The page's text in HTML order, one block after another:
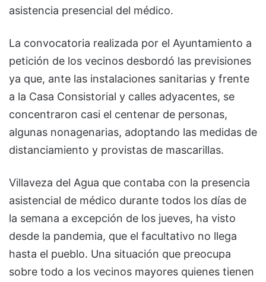
asistencia presencial del médico.
La convocatoria realizada por el Ayuntamiento a
petición de los vecinos desbordó las previsiones
ya que, ante las instalaciones sanitarias y frente
a la Casa Consistorial y calles adyacentes, se
concentraron casi el centenar de personas,
algunas nonagenarias, adoptando las medidas de
distanciamiento y provistas de mascarillas.
Villaveza del Agua que contaba con la presencia
asistencial de médico durante todos los días de
la semana a excepción de los jueves, ha visto
desde la pandemia, que el facultativo no llega
hasta el pueblo. Una situación que preocupa
sobre todo a los vecinos mayores quienes tienen